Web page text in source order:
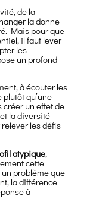
de la
la donne
Mais pour que
il faut lever
les
un profond
à écouter les
qu’une
créer un effet de
la diversité
les défis
atypique,
cette
problème que
la différence
à